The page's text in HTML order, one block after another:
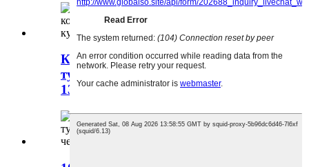
Кең диапазондогу киргизүү
туруктуу токтун конвертери 30-
135Vден DC 12Vге чейин...